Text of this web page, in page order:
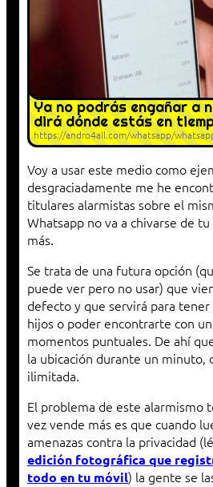
Ya no podrás engañar a
dirá dónde estás en
https://andro4all.com/whatsapp/
Voy a usar este medio como
desgraciadamente me he
titulares alarmistas sobre el
Whatsapp no va a chivarse de
más.
Se trata de una futura opción
puede ver pero no usar) que
defecto y que servirá para
hijos o poder encontrarte con
momentos puntuales. De ahí
la ubicación durante un minuto,
ilimitada.
El problema de este alarmismo
vez vende más es que cuando
amenazas contra la privacidad
edición fotográfica que
todo en tu móvil) la gente se